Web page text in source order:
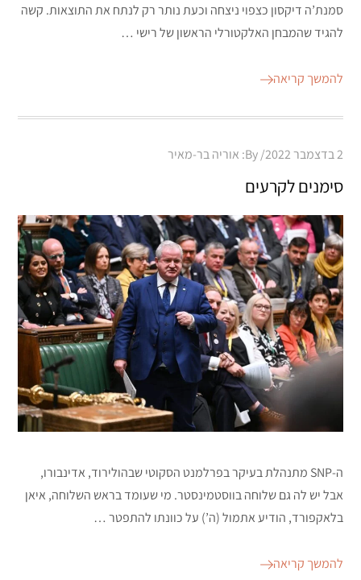
סמנת’ה דיקסון כצפוי ניצחה וכעת נותר רק לנתח את התוצאות. קשה
להגיד שהמבחן האלקטורלי הראשון של רישי …
להמשך קריאה
Posted
2 בדצמבר 2022 By: אוריה בר-מאיר
סימנים לקרעים
ה-SNP מתנהלת בעיקר בפרלמנט הסקוטי שבהולירוד, אדינבורו,
אבל יש לה גם שלוחה בווסטמינסטר. מי שעומד בראש השלוחה, איאן
בלאקפורד, הודיע אתמול (ה’) על כוונתו להתפטר …
להמשך קריאה